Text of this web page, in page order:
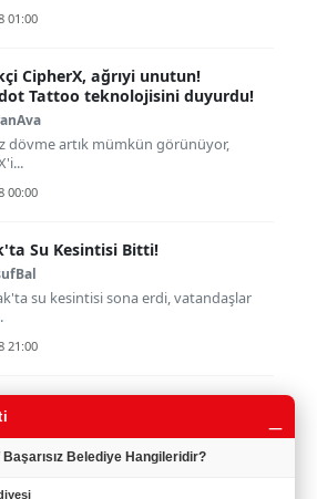
01:00
CipherX, ağrıyi unutun!
Tattoo teknolojisini duyurdu!
dövme artık mümkün görünüyor,
00:00
Su Kesintisi Bitti!
su kesintisi sona erdi, vatandaşlar
21:00
verilen bu zam müjdesi gerçekten
Başarısız Belediye Hangileridir?